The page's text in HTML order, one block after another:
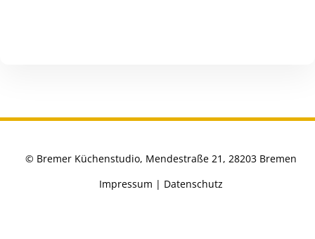
© Bremer Küchenstudio, Mendestraße 21, 28203 Bremen
Impressum | Datenschutz